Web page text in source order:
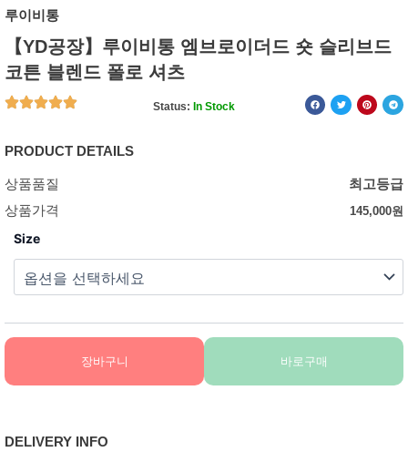
루이비통
【YD공장】루이비통 엠브로이더드 숏 슬리브드
코튼 블렌드 폴로 셔츠
Status: In Stock
PRODUCT DETAILS
상품품질
최고등급
상품가격
145,000원
Size
장바구니 바로구매
DELIVERY INFO